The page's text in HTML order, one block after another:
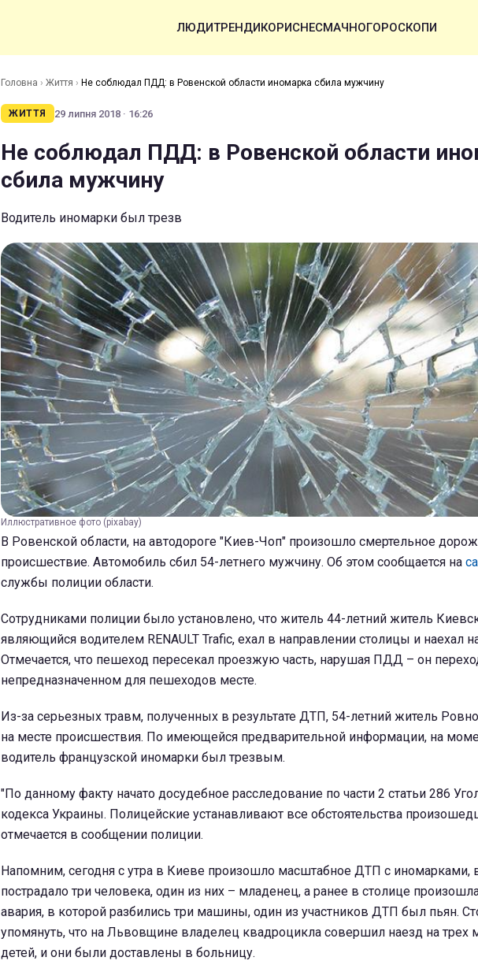
ЛЮДИТРЕНДИКОРИСНЕСМАЧНОГОРОСКОПИ
Головна › Життя › Не соблюдал ПДД: в Ровенской области иномарка сбила мужчину
ЖИТТЯ 29 липня 2018 · 16:26
Не соблюдал ПДД: в Ровенской области
сбила мужчину
Водитель иномарки был трезв
Иллюстративное фото (pixabay)
В Ровенской области, на автодороге "Киев-Чоп" произошло смертельное
происшествие. Автомобиль сбил 54-летнего мужчину. Об этом сообщается на
службы полиции области.
Сотрудниками полиции было установлено, что житель 44-летний житель
являющийся водителем RENAULT Trafic, ехал в направлении столицы и наехал
Отмечается, что пешеход пересекал проезжую часть, нарушая ПДД – он
непредназначенном для пешеходов месте.
Из-за серьезных травм, полученных в результате ДТП, 54-летний житель
на месте происшествия. По имеющейся предварительной информации, на
водитель французской иномарки был трезвым.
"По данному факту начато досудебное расследование по части 2 статьи 286
кодекса Украины. Полицейские устанавливают все обстоятельства
отмечается в сообщении полиции.
Напомним, сегодня с утра в Киеве произошло масштабное ДТП с иномарками,
пострадало три человека, один из них – младенец, а ранее в столице
авария, в которой разбились три машины, один из участников ДТП был пьян.
упомянуть, что на Львовщине владелец квадроцикла совершил наезд на трех
детей, и они были доставлены в больницу.